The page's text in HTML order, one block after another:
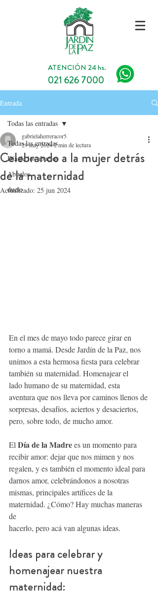
ATENCIÓN 24 hs.
021 626 7000
Entrada
Todas las entradas
Día de los abuelos
Abuelos
duelo
Todas las entradas
Celebrando a la mujer detrás
de la maternidad
gabrielaherreracor5
29 may 20242 min de lectura
Actualizado: 25 jun 2024
En el mes de mayo todo parece girar en
torno a mamá. Desde Jardín de la Paz, nos
unimos a esta hermosa fiesta para celebrar
también su maternidad. Homenajear el
lado humano de su maternidad, esta
aventura que nos lleva por caminos llenos de
sorpresas, desafíos, aciertos y desaciertos,
pero, sobre todo, de mucho amor.
El Día de la Madre es un momento para
recibir amor: dejar que nos mimen y nos
regalen, y es también el momento ideal para
darnos amor, celebrándonos a nosotras
mismas, principales artífices de la
maternidad. ¿Cómo? Hay muchas maneras
de
hacerlo, pero acá van algunas ideas.
Ideas para celebrar y
homenajear nuestra
maternidad: